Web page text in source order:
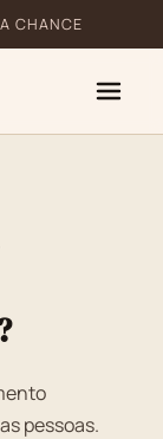
CHANCE
pessoas.